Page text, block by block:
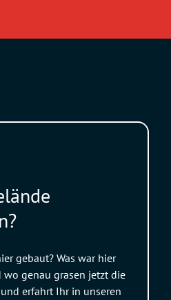
gebaut? Was war hier
genau grasen jetzt die
erfahrt Ihr in unseren